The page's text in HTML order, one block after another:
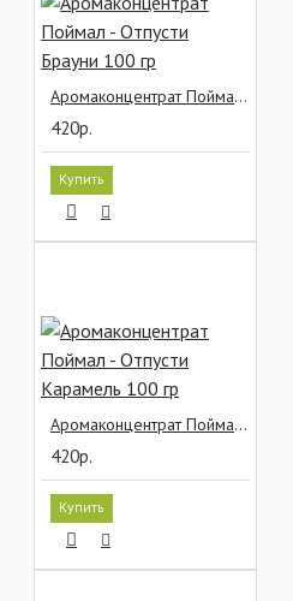
Аромаконцентрат Поймал - Отпусти Брауни 100 гр
420р.
Купить
Аромаконцентрат Поймал - Отпусти Карамель 100 гр
420р.
Купить